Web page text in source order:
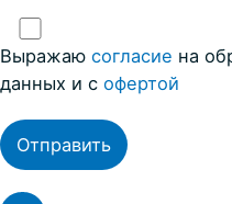
Выражаю coглacие на
данных и с офертой